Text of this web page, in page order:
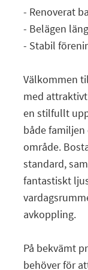
- Renoverat
- Belägen
- Stabil
Välkommen
med
en stilfullt
både
område.
standard,
fantastiskt
avkoppling.
På bekvämt
behöver för